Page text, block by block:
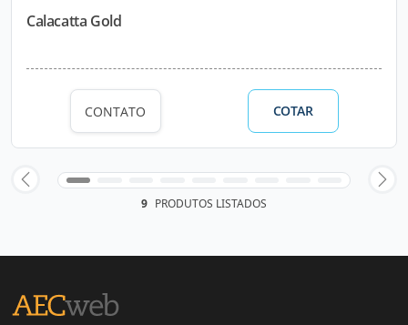
Calacatta Gold
CONTATO COTAR
9 PRODUTOS LISTADOS